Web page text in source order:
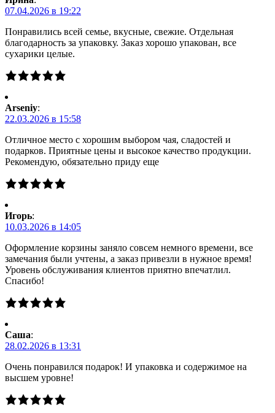
07.04.2026 в 19:22
Понравились всей семье, вкусные, свежие. Отдельная
благодарность за упаковку. Заказ хорошо упакован, все
сухарики целые.
Arseniy:
22.03.2026 в 15:58
Отличное место с хорошим выбором чая, сладостей и
подарков. Приятные цены и высокое качество продукции.
Рекомендую, обязательно приду еще
Игорь:
10.03.2026 в 14:05
Оформление корзины заняло совсем немного времени, все
замечания были учтены, а заказ привезли в нужное время!
Уровень обслуживания клиентов приятно впечатлил.
Спасибо!
Саша:
28.02.2026 в 13:31
Очень понравился подарок! И упаковка и содержимое на
высшем уровне!